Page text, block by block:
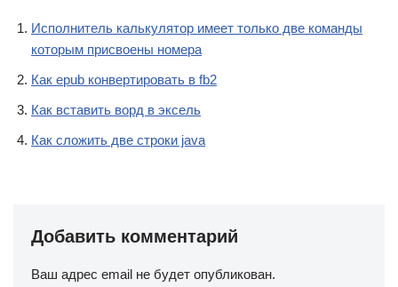
Исполнитель калькулятор имеет только две команды
которым присвоены номера
Как epub конвертировать в fb2
Как вставить ворд в эксель
Как сложить две строки java
Добавить комментарий
Ваш адрес email не будет опубликован.